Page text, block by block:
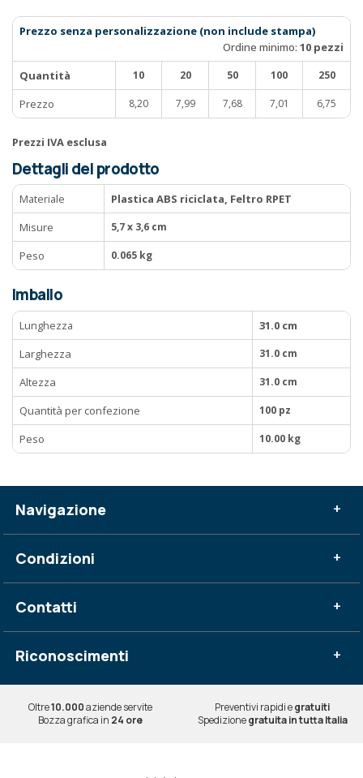
Prezzo senza personalizzazione (non include stampa)
Ordine minimo: 10 pezzi
Quantità
10 20 50 100 250
Prezzo 8,20 7,99 7,68 7,01 6,75
Prezzi IVA esclusa
Dettagli del prodotto
Materiale
Plastica ABS riciclata, Feltro RPET
Misure
5,7 x 3,6 cm
Peso 0.065 kg
Imballo
Lunghezza
31.0 cm
Larghezza
31.0 cm
Altezza 31.0 cm
Quantità per confezione 100 pz
Peso 10.00 kg
Navigazione +
Condizioni +
Contatti +
Riconoscimenti +
Oltre10.000aziende servite Preventivi rapidi egratuiti
Bozza grafica in 24 ore Spedizionegratuita in tutta Italia